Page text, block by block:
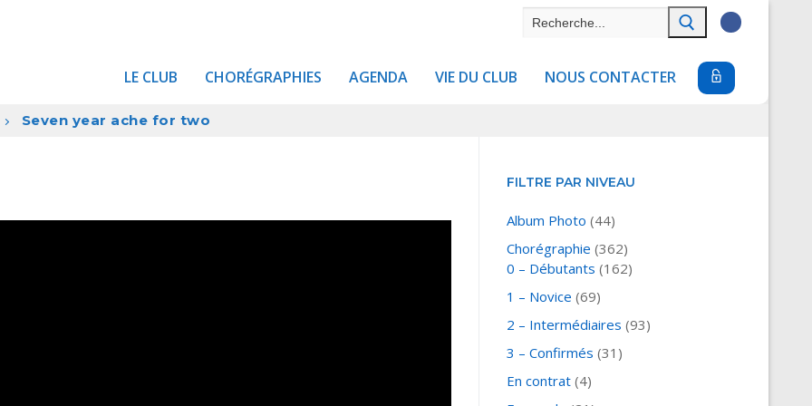
Rechercher
LE CLUB CHORÉGRAPHIES AGENDA VIE DU CLUB NOUS CONTACTER
Seven year ache for two
FILTRE PAR NIVEAU
Album Photo (44)
Chorégraphie (362)
0 – Débutants (162)
1 – Novice (69)
2 – Intermédiaires (93)
3 – Confirmés (31)
En contrat(4)